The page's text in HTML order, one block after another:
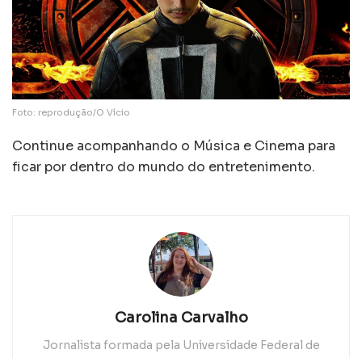
Foto: reprodução/O Vício
Continue acompanhando o Música e Cinema para
ficar por dentro do mundo do entretenimento.
Carolina Carvalho
Jornalista formada pela Universidade Federal de